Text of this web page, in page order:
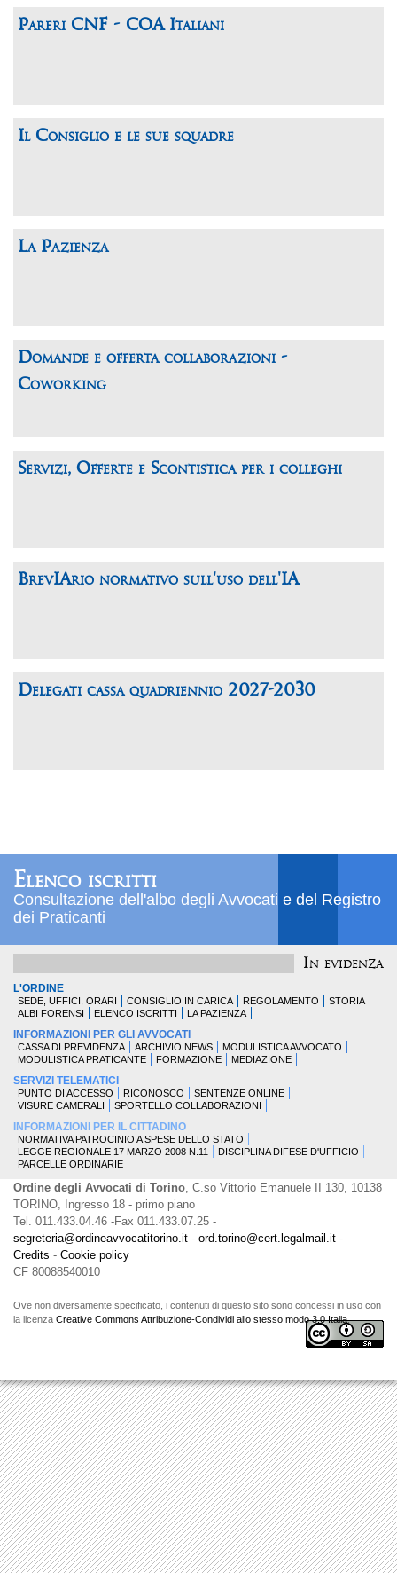
Pareri CNF - COA Italiani
Il Consiglio e le sue squadre
La Pazienza
Domande e offerta collaborazioni -
Coworking
Servizi, Offerte e Scontistica per i colleghi
BrevIArio normativo sull'uso dell'IA
Delegati cassa quadriennio 2027-2030
Elenco iscritti
Consultazione dell'albo degli Avvocati e del Registro
dei Praticanti
In evidenza
L'ORDINE
SEDE, UFFICI, ORARI CONSIGLIO IN CARICA REGOLAMENTO
STORIA
ALBI FORENSI
ELENCO ISCRITTI LA PAZIENZA
INFORMAZIONI PER GLI AVVOCATI
CASSA DI PREVIDENZA ARCHIVIO NEWS
MODULISTICA AVVOCATO
MODULISTICA PRATICANTE
FORMAZIONE MEDIAZIONE
SERVIZI TELEMATICI
PUNTO DI ACCESSO RICONOSCO
SENTENZE ONLINE
VISURE CAMERALI
SPORTELLO COLLABORAZIONI
INFORMAZIONI PER IL CITTADINO
NORMATIVA PATROCINIO A SPESE DELLO STATO
LEGGE REGIONALE 17 MARZO 2008 N.11
DISCIPLINA DIFESE D'UFFICIO
PARCELLE ORDINARIE
Ordine degli Avvocati di Torino, C.so Vittorio Emanuele II 130, 10138
TORINO, Ingresso 18 - primo piano
Tel. 011.433.04.46 -Fax 011.433.07.25 -
segreteria@ordineavvocatitorino.it - ord.torino@cert.legalmail.it -
Credits - Cookie policy
CF 80088540010
Ove non diversamente specificato, i contenuti di questo sito sono concessi in uso con
la licenza Creative Commons Attribuzione-Condividi allo stesso modo 3.0 Italia.